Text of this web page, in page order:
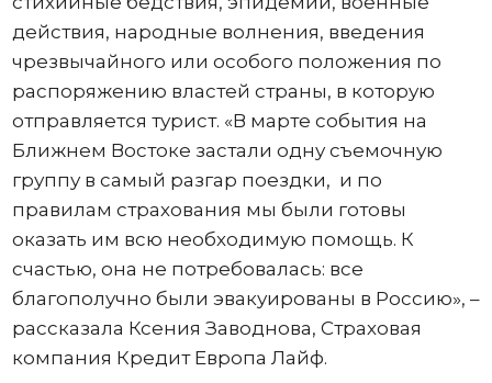
действия, народные волнения, введения
чрезвычайного или особого положения по
распоряжению властей страны, в которую
отправляется турист. «В марте события на
Ближнем Востоке застали одну съемочную
группу в самый разгар поездки, и по
правилам страхования мы были готовы
оказать им всю необходимую помощь. К
счастью, она не потребовалась: все
благополучно были эвакуированы в Россию», –
рассказала Ксения Заводнова, Страховая
компания Кредит Европа Лайф.